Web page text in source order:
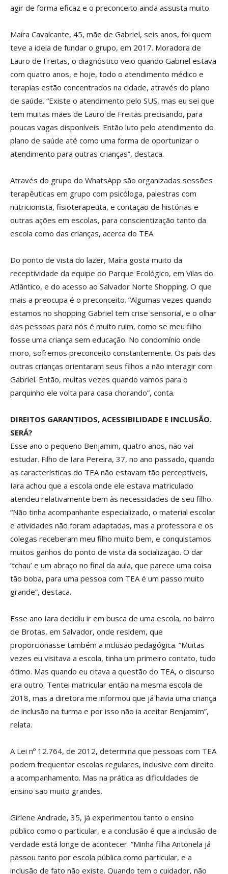
agir de forma eficaz e o preconceito ainda assusta muito.
Maíra Cavalcante, 45, mãe de Gabriel, seis anos, foi quem
teve a ideia de fundar o grupo, em 2017. Moradora de
Lauro de Freitas, o diagnóstico veio quando Gabriel estava
com quatro anos, e hoje, todo o atendimento médico e
terapias estão concentrados na cidade, através do plano
de saúde. “Existe o atendimento pelo SUS, mas eu sei que
tem muitas mães de Lauro de Freitas precisando, para
poucas vagas disponíveis. Então luto pelo atendimento do
plano de saúde até como uma forma de oportunizar o
atendimento para outras crianças”, destaca.
Através do grupo do WhatsApp são organizadas sessões
terapêuticas em grupo com psicóloga, palestras com
nutricionista, fisioterapeuta, e contação de histórias e
outras ações em escolas, para conscientização tanto da
escola como das crianças, acerca do TEA.
Do ponto de vista do lazer, Maíra gosta muito da
receptividade da equipe do Parque Ecológico, em Vilas do
Atlântico, e do acesso ao Salvador Norte Shopping. O que
mais a preocupa é o preconceito. “Algumas vezes quando
estamos no shopping Gabriel tem crise sensorial, e o olhar
das pessoas para nós é muito ruim, como se meu filho
fosse uma criança sem educação. No condomínio onde
moro, sofremos preconceito constantemente. Os pais das
outras crianças orientaram seus filhos a não interagir com
Gabriel. Então, muitas vezes quando vamos para o
parquinho ele volta para casa chorando”, conta.
DIREITOS GARANTIDOS, ACESSIBILIDADE E INCLUSÃO.
SERÁ?
Esse ano o pequeno Benjamim, quatro anos, não vai
estudar. Filho de Iara Pereira, 37, no ano passado, quando
as características do TEA não estavam tão perceptíveis,
Iara achou que a escola onde ele estava matriculado
atendeu relativamente bem às necessidades de seu filho.
“Não tinha acompanhante especializado, o material escolar
e atividades não foram adaptadas, mas a professora e os
colegas receberam meu filho muito bem, e conquistamos
muitos ganhos do ponto de vista da socialização. O dar
‘tchau’ e um abraço no final da aula, que parece uma coisa
tão boba, para uma pessoa com TEA é um passo muito
grande”, destaca.
Esse ano Iara decidiu ir em busca de uma escola, no bairro
de Brotas, em Salvador, onde residem, que
proporcionasse também a inclusão pedagógica. “Muitas
vezes eu visitava a escola, tinha um primeiro contato, tudo
ótimo. Mas quando eu citava a questão do TEA, o discurso
era outro. Tentei matricular então na mesma escola de
2018, mas a diretora me informou que já havia uma criança
de inclusão na turma e por isso não ia aceitar Benjamim”,
relata.
A Lei nº 12.764, de 2012, determina que pessoas com TEA
podem frequentar escolas regulares, inclusive com direito
a acompanhamento. Mas na prática as dificuldades de
ensino são muito grandes.
Girlene Andrade, 35, já experimentou tanto o ensino
público como o particular, e a conclusão é que a inclusão de
verdade está longe de acontecer. “Minha filha Antonela já
passou tanto por escola pública como particular, e a
inclusão de fato não existe. Quando tem o cuidador, não